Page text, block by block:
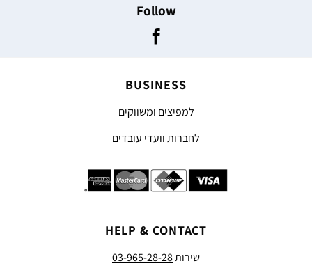
Follow
BUSINESS
למפיצים ומשווקים
לחברות וועדי עובדים
HELP & CONTACT
שירות03-965-28-28